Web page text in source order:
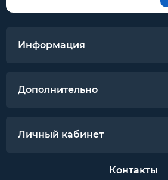
Информация
Дополнительно
Личный кабинет
Контакты